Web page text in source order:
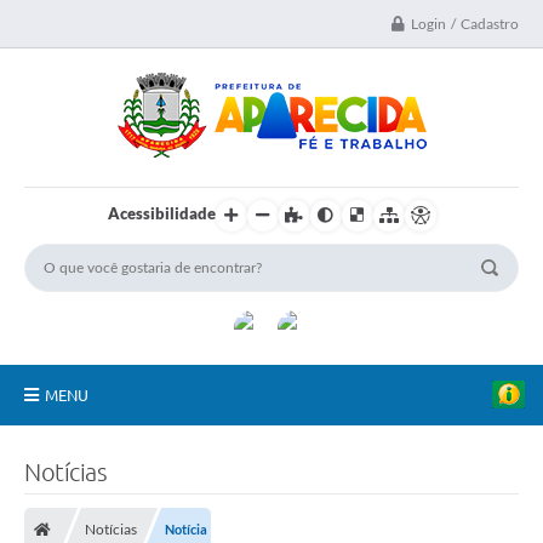
Login / Cadastro
Acessibilidade
MENU
Notícias
Notícias Notícia